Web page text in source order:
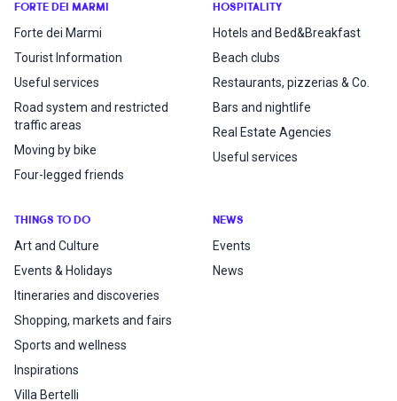
FORTE DEI MARMI
Forte dei Marmi
Tourist Information
Useful services
Road system and restricted
traffic areas
Moving by bike
Four-legged friends
HOSPITALITY
Hotels and Bed&Breakfast
Beach clubs
Restaurants, pizzerias & Co.
Bars and nightlife
Real Estate Agencies
Useful services
THINGS TO DO
Art and Culture
Events & Holidays
Itineraries and discoveries
Shopping, markets and fairs
Sports and wellness
Inspirations
Villa Bertelli
NEWS
Events
News